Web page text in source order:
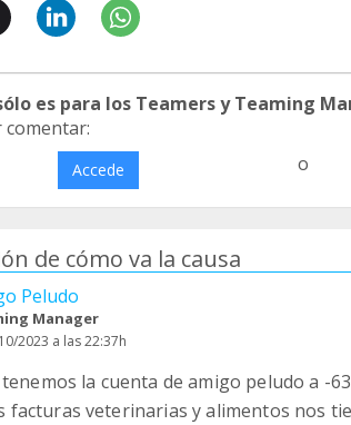
es para los Teamers y Teaming
comentar:
Accede o
de cómo va la causa
Peludo
Manager
2023 a las 22:37h
la cuenta de amigo peludo a -
facturas veterinarias y alimentos nos